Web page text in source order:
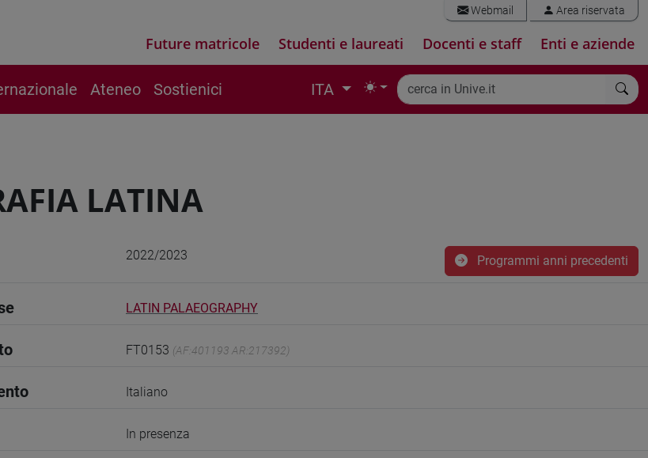
Webmail Area riservata
Future matricole Studenti e laureati Docenti e staff Enti e aziende
Ateneo Sostienici ITA
LATINA
2022/2023 Programmi anni precedenti
LATIN PALAEOGRAPHY
FT0153 (AF:401193 AR:217392)
Italiano
In presenza